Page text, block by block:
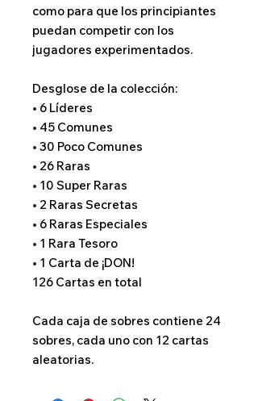
como para que los principiantes
puedan competir con los
jugadores experimentados.
Desglose de la colección:
• 6 Líderes
• 45 Comunes
• 30 Poco Comunes
• 26 Raras
• 10 Super Raras
• 2 Raras Secretas
• 6 Raras Especiales
• 1 Rara Tesoro
• 1 Carta de ¡DON!
126 Cartas en total
Cada caja de sobres contiene 24
sobres, cada uno con 12 cartas
aleatorias.